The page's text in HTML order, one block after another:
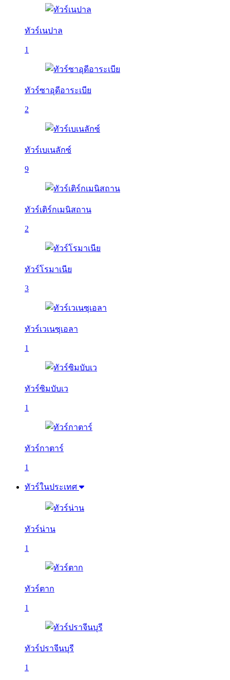
ทัวร์เนปาล
1
ทัวร์ซาอุดีอาระเบีย
2
ทัวร์เบเนลักซ์
9
ทัวร์เติร์กเมนิสถาน
2
ทัวร์โรมาเนีย
3
ทัวร์เวเนซุเอลา
1
ทัวร์ซิมบับเว
1
ทัวร์กาตาร์
1
ทัวร์ในประเทศ
ทัวร์น่าน
1
ทัวร์ตาก
1
ทัวร์ปราจีนบุรี
1